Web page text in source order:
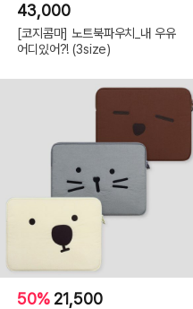
43,000
[코지콤마] 노트북파우치_내 우유
어디있어?! (3size)
50% 21,500